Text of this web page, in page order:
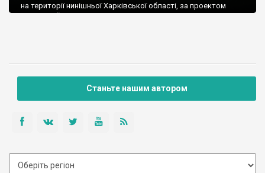
на території нинішньої Харківської області, за проектом
іноді й турків. Лінія складалася з 16 фортець з […]
Станьте нашим автором